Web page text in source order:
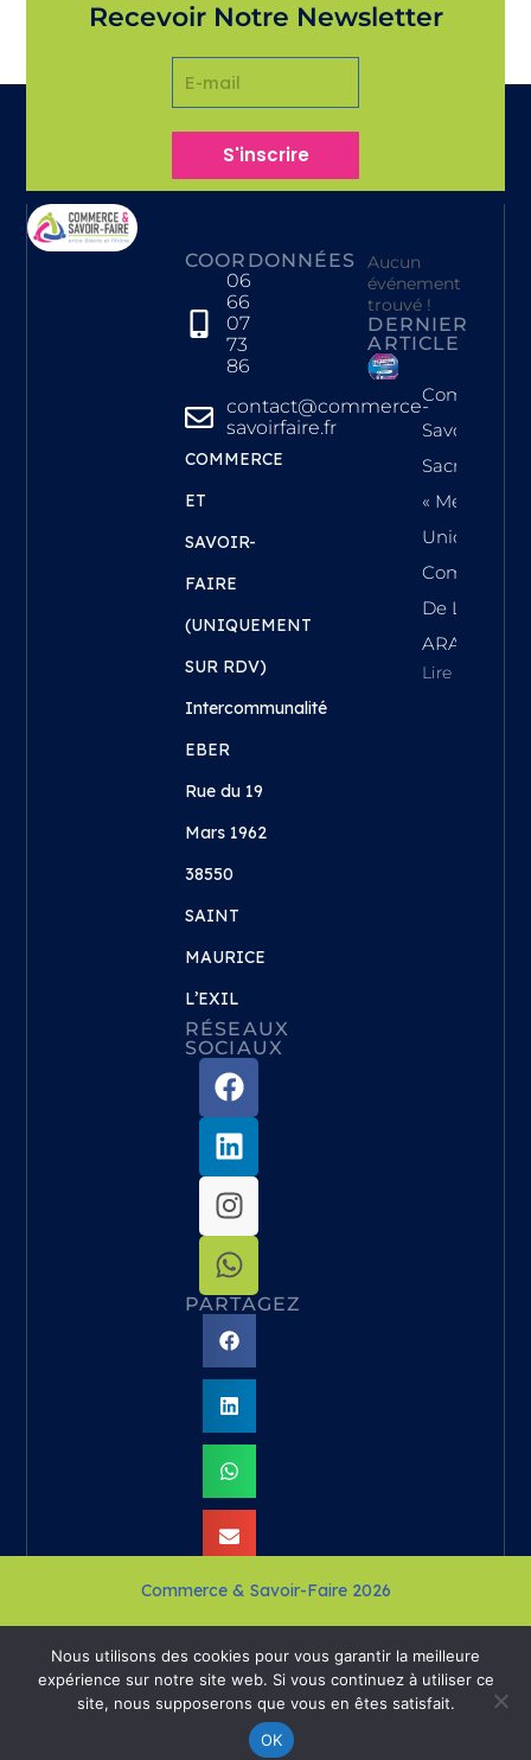
Recevoir Notre Newsletter
S'inscrire
COORDONNÉES
06
66
07
73
86
contact@commerce-
savoirfaire.fr
COMMERCE
ET
SAVOIR-
FAIRE
(UNIQUEMENT
SUR RDV)
Intercommunalité
EBER
Rue du 19
Mars 1962
38550
SAINT
MAURICE
L’EXIL
RÉSEAUX
SOCIAUX
PARTAGEZ
Aucun
événement
trouvé !
DERNIER
ARTICLE
Commerce
Savoir-Faire
Sacrée
« Meilleure
Union
De La
ARA !
Lire L'article
Commerce & Savoir-Faire 2026
conçu parCendre de Lune
Nous utilisons des cookies pour vous garantir la meilleure
expérience sur notre site web. Si vous continuez à utiliser ce
site, nous supposerons que vous en êtes satisfait.
OK